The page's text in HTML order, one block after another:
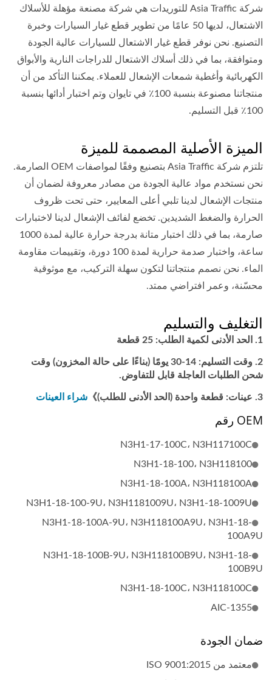
شركة Asia Traffic للتوريدات هي شركة مصنعة مؤهلة للأسلاك
الاشتعال، لديها 50 عامًا من تطوير قطع غيار السيارات وخبرة
التصنيع. نحن نوفر قطع غيار الاشتعال للسيارات عالية الجودة
ومتوافقة، بما في ذلك أسلاك الاشتعال للدراجات النارية والأبواق
الكهربائية وأغطية شمعات الإشعال للعملاء. يمكننا التأكد من أن
منتجاتنا مصنوعة بنسبة 100٪ في تايوان وتم اختبار أدائها بنسبة
100٪ قبل التسليم.
الميزة الأصلية المصممة للميزة
تلتزم شركة Asia Traffic بتصنيع وفقًا لمواصفات OEM الصارمة.
نحن نستخدم مواد عالية الجودة من مصادر معروفة لضمان أن
منتجات الإشعال لدينا تلبي أعلى المعايير، حتى تحت ظروف
الحرارة والضغط الشديدين. تخضع لفائف الإشعال لدينا لاختبارات
صارمة، بما في ذلك اختبار متانة بدرجة حرارة عالية لمدة 1000
ساعة، واختبار صدمة حرارية لمدة 100 دورة، وتقييمات مقاومة
الماء. نحن نصمم منتجاتنا لتكون سهلة التركيب، مع موثوقية
محسّنة، وعمر افتراضي ممتد.
التغليف والتسليم
الحد الأدنى لكمية الطلب: 25 قطعة
وقت التسليم: 14-30 يومًا (بناءًا على حالة المخزون) وقت
شحن الطلبات العاجلة قابل للتفاوض.
عينات: قطعة واحدة (الحد الأدنى للطلب)》 شراء العينات
OEM رقم
N3H1-17-100C، N3H117100C
N3H1-18-100، N3H118100
N3H1-18-100A، N3H118100A
N3H1-18-100-9U، N3H1181009U، N3H1-18-1009U
N3H1-18-100A-9U، N3H118100A9U، N3H1-18-
100A9U
N3H1-18-100B-9U، N3H118100B9U، N3H1-18-
100B9U
N3H1-18-100C، N3H118100C
AIC-1355
ضمان الجودة
معتمد من ISO 9001:2015